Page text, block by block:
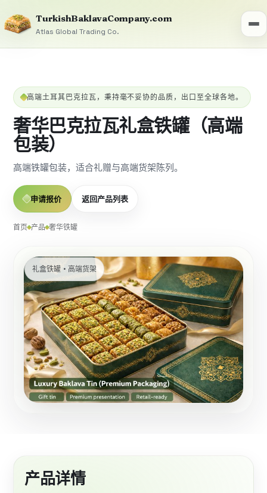
TurkishBaklavaCompany.com
Atlas Global Trading Co.
高端土耳其巴克拉瓦，秉持毫不妥协的品质，出口至全球各地。
奢华巴克拉瓦礼盒铁罐（高端
包装）
高端铁罐包装，适合礼赠与高端货架陈列。
申请报价 返回产品列表
首页 产品 奢华铁罐
礼盒铁罐 • 高端货架
产品详情